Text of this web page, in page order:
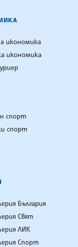
икономика
икономика
спорт
спорт
България
Свят
ЛИК
Спорт